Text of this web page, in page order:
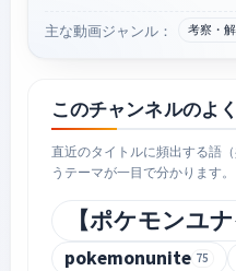
主な動画ジャンル： 考察・解
このチャンネルのよ
直近のタイトルに頻出する語
うテーマが一目で分かります。
【ポケモンユナ
pokemonunite 75